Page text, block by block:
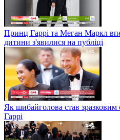
Принц Гаррі та Меган Маркл
дитини з'явилися на публіці
Як шибайголова став зразковим
Гаррі